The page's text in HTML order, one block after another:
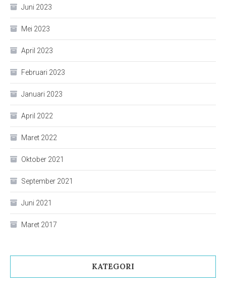
Juni 2023
Mei 2023
April 2023
Februari 2023
Januari 2023
April 2022
Maret 2022
Oktober 2021
September 2021
Juni 2021
Maret 2017
KATEGORI